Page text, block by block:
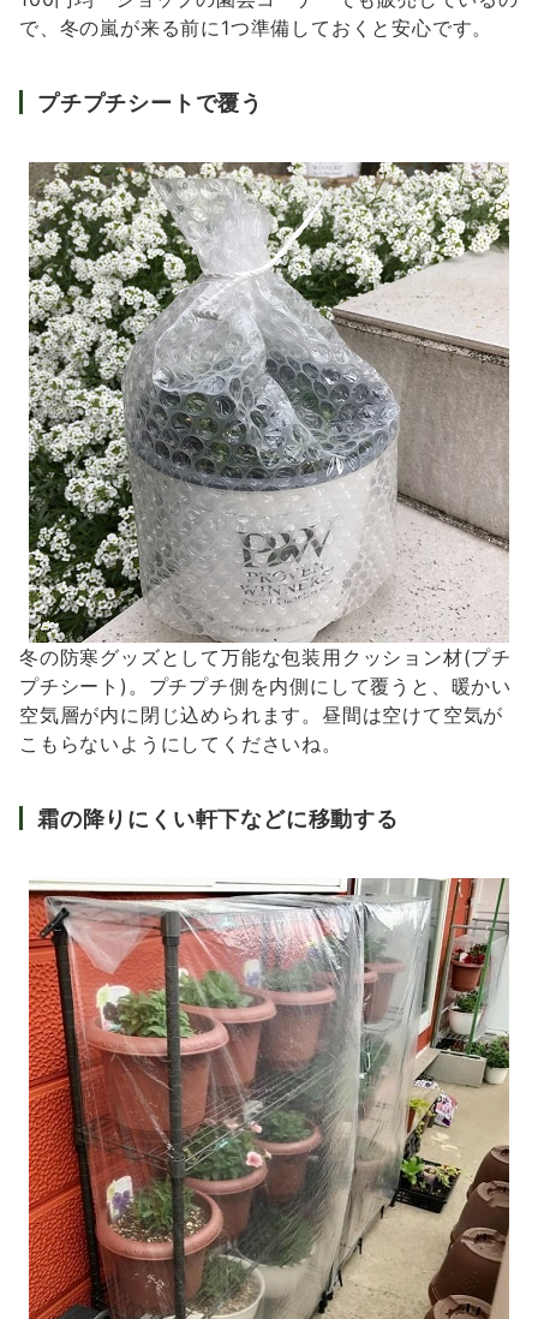
で、冬の嵐が来る前に1つ準備しておくと安心です。
プチプチシートで覆う
冬の防寒グッズとして万能な包装用クッション材(プチ
プチシート)。プチプチ側を内側にして覆うと、暖かい
空気層が内に閉じ込められます。昼間は空けて空気が
こもらないようにしてくださいね。
霜の降りにくい軒下などに移動する